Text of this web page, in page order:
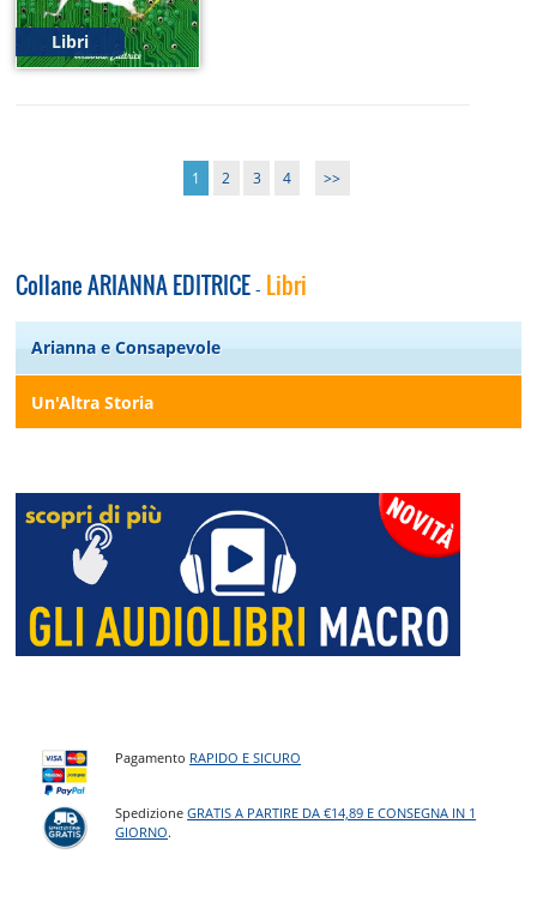
Libri
1 2 3 4 >>
Collane ARIANNA EDITRICE - Libri
Arianna e Consapevole
Un'Altra Storia
Pagamento RAPIDO E SICURO
SpedizioneGRATIS A PARTIRE DA €14,89 E CONSEGNA IN 1
GIORNO.